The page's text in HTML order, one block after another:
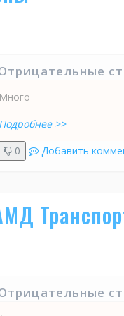
Много
Подробнее >>
0 Добавить